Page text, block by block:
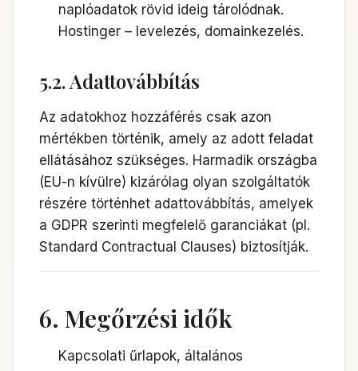
naplóadatok rövid ideig tárolódnak.
Hostinger – levelezés, domainkezelés.
5.2. Adattovábbítás
Az adatokhoz hozzáférés csak azon
mértékben történik, amely az adott feladat
ellátásához szükséges. Harmadik országba
(EU-n kívülre) kizárólag olyan szolgáltatók
részére történhet adattovábbítás, amelyek
a GDPR szerinti megfelelő garanciákat (pl.
Standard Contractual Clauses) biztosítják.
6. Megőrzési idők
Kapcsolati űrlapok, általános